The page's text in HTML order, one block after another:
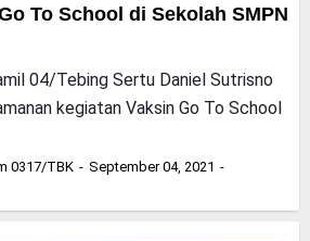
To School di Sekolah SMPN
04/Tebing Sertu Daniel Sutrisno
kegiatan Vaksin Go To School
0317/TBK
September 04, 2021